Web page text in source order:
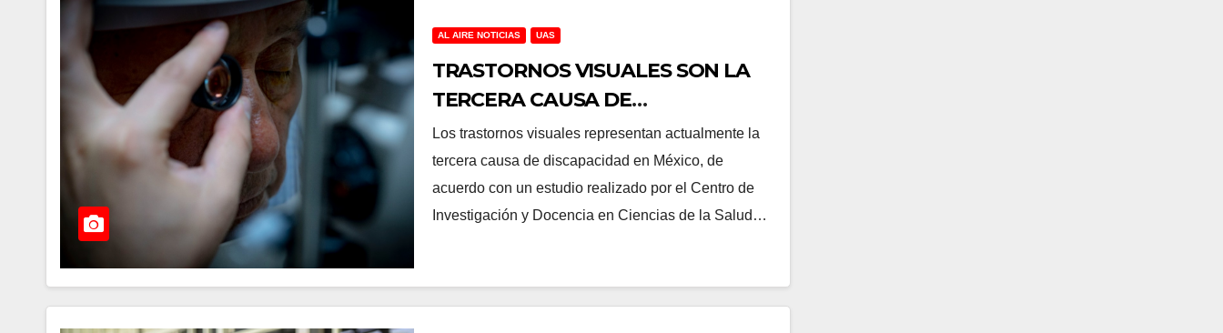
AL AIRE NOTICIAS UAS
TRASTORNOS VISUALES SON LA
TERCERA CAUSA DE
DISCAPACIDAD EN MÉXICO,
REVELA ESTUDIO DEL CIDOCS DE
LA UAS
Los trastornos visuales representan actualmente la
tercera causa de discapacidad en México, de
acuerdo con un estudio realizado por el Centro de
Investigación y Docencia en Ciencias de la Salud…